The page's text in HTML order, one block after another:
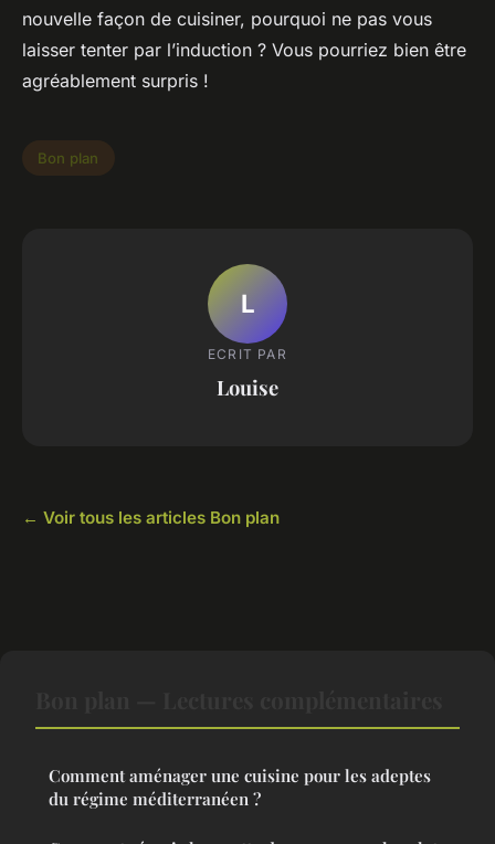
nouvelle façon de cuisiner, pourquoi ne pas vous
laisser tenter par l’induction ? Vous pourriez bien être
agréablement surpris !
Bon plan
L
ECRIT PAR
Louise
← Voir tous les articles Bon plan
Comment aménager une cuisine pour les adeptes
du régime méditerranéen ?